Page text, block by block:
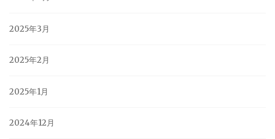
2025年3月
2025年2月
2025年1月
2024年12月